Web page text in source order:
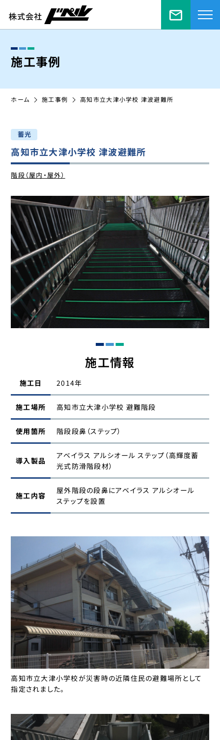
施工事例
ホーム 施工事例 高知市立大津小学校 津波避難所
⁩蓄光
高知市立大津小学校 津波避難所
階段（屋内・屋外）
施工情報
施工日 2014年
施工場所 高知市立大津小学校 避難階段
使用箇所 階段段鼻（ステップ）
導入製品
アベイラス アルシオール ステップ（高輝度蓄
光式防滑階段材）
施工内容
屋外階段の段鼻にアベイラス アルシオール
ステップを設置
高知市立大津小学校が災害時の近隣住民の避難場所として
指定されました。